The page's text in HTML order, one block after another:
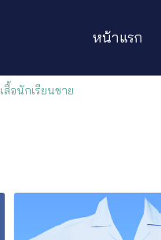
หน้าแรก
เสื้อนักเรียนชาย